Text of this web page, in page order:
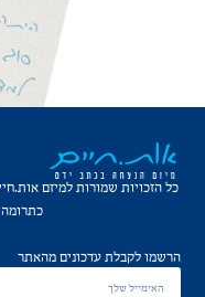
כל הזכויות שמורות למיזם
כתרומה
הרשמו לקבלת עדכונים מהאתר